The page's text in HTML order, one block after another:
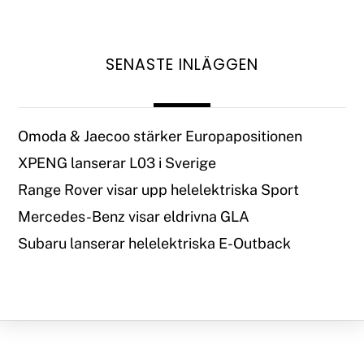
SENASTE INLÄGGEN
Omoda & Jaecoo stärker Europapositionen
XPENG lanserar L03 i Sverige
Range Rover visar upp helelektriska Sport
Mercedes-Benz visar eldrivna GLA
Subaru lanserar helelektriska E-Outback